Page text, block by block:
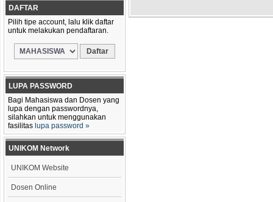
DAFTAR
Pilih tipe account, lalu klik daftar
untuk melakukan pendaftaran.
LUPA PASSWORD
Bagi Mahasiswa dan Dosen yang
lupa dengan passwordnya,
silahkan untuk menggunakan
fasilitas lupa password »
UNIKOM Network
UNIKOM Website
Dosen Online